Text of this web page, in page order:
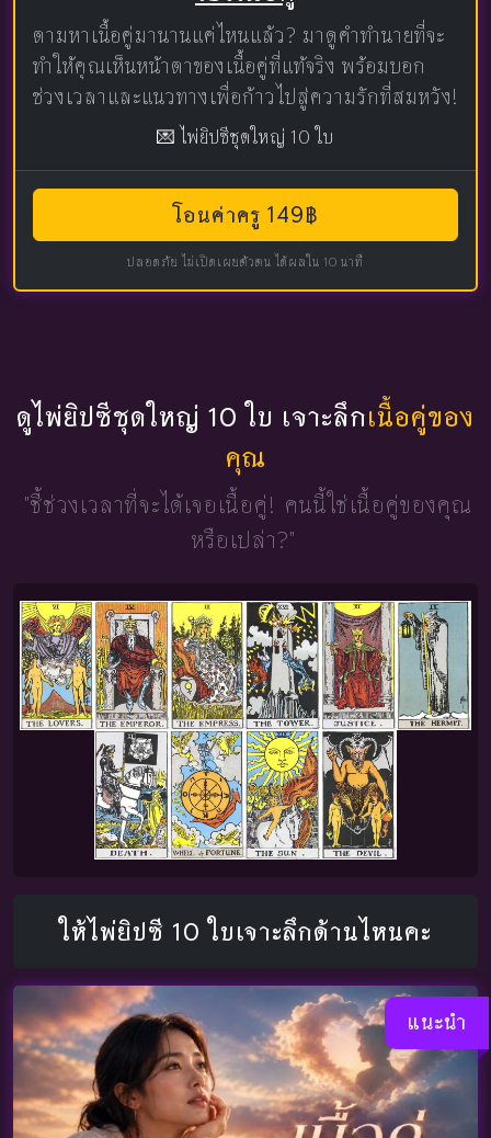
ตามหาเนื้อคู่มานานแค่ไหนแล้ว? มาดูคำทำนายที่จะ
ทำให้คุณเห็นหน้าตาของเนื้อคู่ที่แท้จริง พร้อมบอก
ช่วงเวลาและแนวทางเพื่อก้าวไปสู่ความรักที่สมหวัง!
💌 ไพ่ยิปซีชุดใหญ่ 10 ใบ
โอนค่าครู 149฿
ปลอดภัย ไม่เปิดเผยตัวตน ได้ผลใน 10 นาที
ดูไพ่ยิปซีชุดใหญ่ 10 ใบ เจาะลึกเนื้อคู่ของ
คุณ
"ชี้ช่วงเวลาที่จะได้เจอเนื้อคู่! คนนี้ใช่เนื้อคู่ของคุณ
หรือเปล่า?"
ให้ไพ่ยิปซี 10 ใบเจาะลึกด้านไหนคะ
แนะนำ